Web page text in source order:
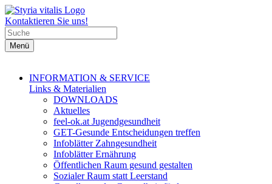
Kontaktieren Sie uns!
Menü
INFORMATION & SERVICE
Links & Materialien
DOWNLOADS
Aktuelles
feel-ok.at Jugendgesundheit
GET-Gesunde Entscheidungen treffen
Infoblätter Zahngesundheit
Infoblätter Ernährung
Öffentlichen Raum gesund gestalten
Sozialer Raum statt Leerstand